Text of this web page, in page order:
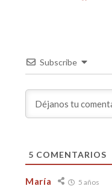
Subscribe
5 COMENTARIOS
María 5 años